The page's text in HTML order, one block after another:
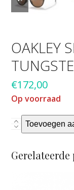
OAKLEY
€172,00
Op voorraad
Oakley
Spindrift
Ink
Toevoegen